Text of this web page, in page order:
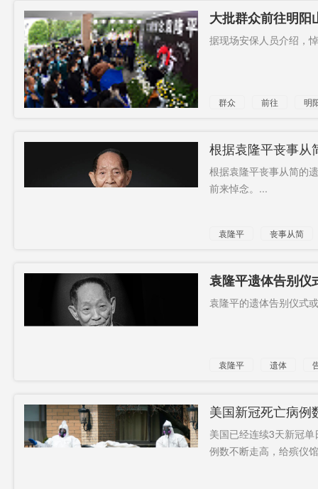
黄军其
反目开撕
4000元
香港袭警
暴徒
跨境电商
因疫情
裸体
香港特首
“我要发”
抢跑
医养中心
青瓦台
湖南师大
附中
脑洞
大批群众前往明阳
成花海
据现场安保人员介绍，
群众 前往 明
根据袁隆平丧事从
根据袁隆平丧事从简的
前来悼念。...
袁隆平 丧事从简
袁隆平遗体告别仪
仪馆馆长：正在筹
袁隆平的遗体告别仪式
袁隆平 遗体
美国新冠死亡病例
美国已经连续3天新冠单
例数不断走高，给殡仪